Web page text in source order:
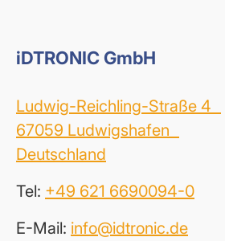
iDTRONIC GmbH
Ludwig-Reichling-Straße 4
67059 Ludwigshafen
Deutschland
Tel: +49 621 6690094-0
E-Mail: info@idtronic.de